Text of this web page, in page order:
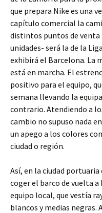
que prepara Nike es una
capítulo comercial la
distintos puntos de venta
unidades- será la de la
exhibirá el Barcelona. La
está en marcha. El
positivo para el equipo,
semana llevando la
contrario. Atendiendo a
cambio no supuso nada
un apego a los colores
ciudad o región.
Así, en la ciudad
coger el barco de vuelta
equipo local, que vestía
blancos y medias negras.